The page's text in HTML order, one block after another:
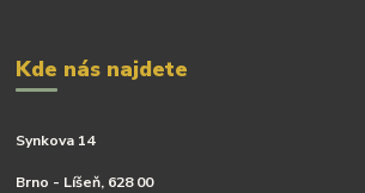
Kde nás najdete
Synkova 14
Brno - Líšeň, 628 00